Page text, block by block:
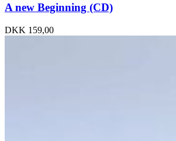
A new Beginning (CD)
DKK 159,00